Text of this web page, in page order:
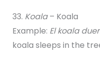
33. Koala– Koala
Example: El koala
koala sleeps in the